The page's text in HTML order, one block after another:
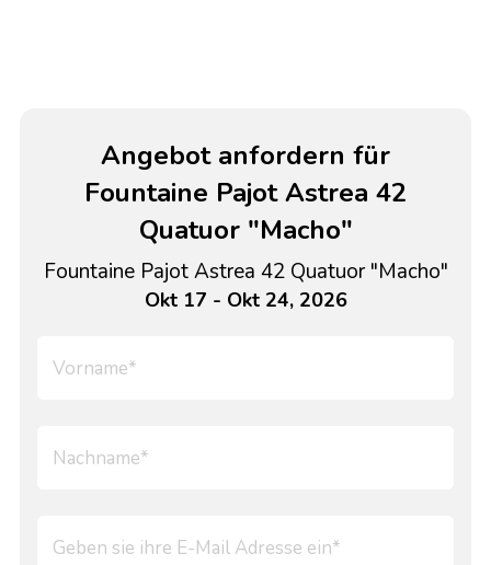
Angebot anfordern für
Fountaine Pajot Astrea 42
Quatuor "Macho"
Fountaine Pajot Astrea 42 Quatuor "Macho"
Okt 17 - Okt 24, 2026